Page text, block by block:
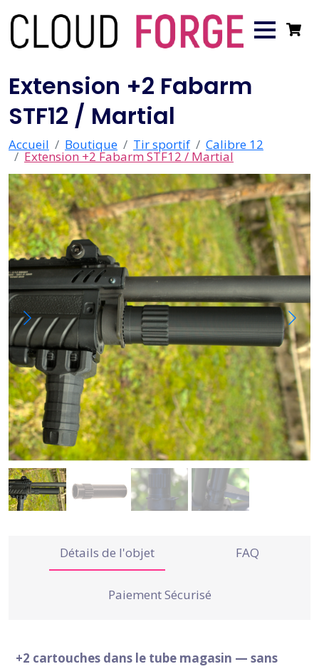
Extension +2 Fabarm
STF12 / Martial
Accueil Boutique Tir sportif Calibre 12
Extension +2 Fabarm STF12 / Martial
Détails de l'objet FAQ
Paiement Sécurisé
+2 cartouches dans le tube magasin — sans